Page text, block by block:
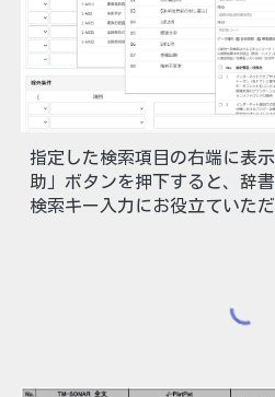
指定した検索項目の右端に表
助」ボタンを押下すると、辞
検索キー入力にお役立ていただ